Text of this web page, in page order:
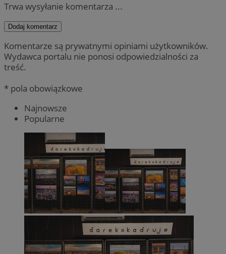
Trwa wysyłanie komentarza ...
Dodaj komentarz
Komentarze są prywatnymi opiniami użytkowników.
Wydawca portalu nie ponosi odpowiedzialności za
treść.
* pola obowiązkowe
Najnowsze
Popularne